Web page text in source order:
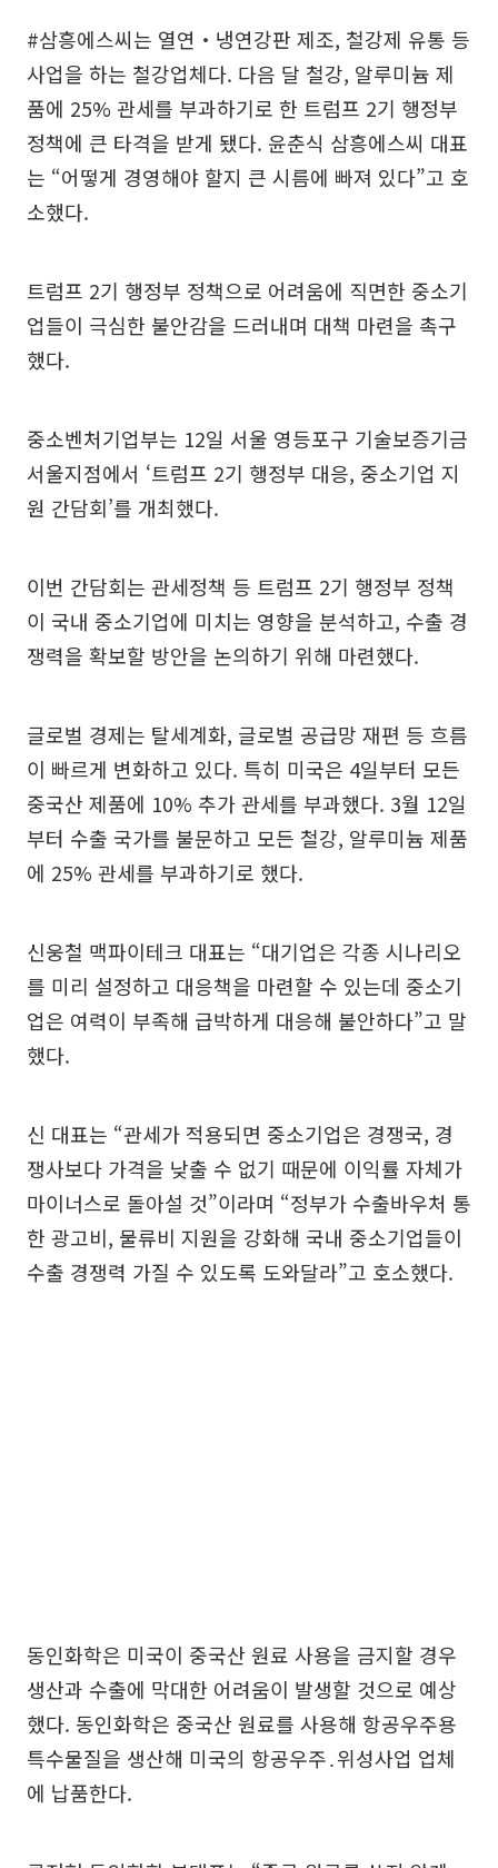
#삼흥에스씨는 열연‧냉연강판 제조, 철강제 유통 등
사업을 하는 철강업체다. 다음 달 철강, 알루미늄 제
품에 25% 관세를 부과하기로 한 트럼프 2기 행정부
정책에 큰 타격을 받게 됐다. 윤춘식 삼흥에스씨 대표
는 “어떻게 경영해야 할지 큰 시름에 빠져 있다”고 호
소했다.
트럼프 2기 행정부 정책으로 어려움에 직면한 중소기
업들이 극심한 불안감을 드러내며 대책 마련을 촉구
했다.
중소벤처기업부는 12일 서울 영등포구 기술보증기금
서울지점에서 ‘트럼프 2기 행정부 대응, 중소기업 지
원 간담회’를 개최했다.
이번 간담회는 관세정책 등 트럼프 2기 행정부 정책
이 국내 중소기업에 미치는 영향을 분석하고, 수출 경
쟁력을 확보할 방안을 논의하기 위해 마련했다.
글로벌 경제는 탈세계화, 글로벌 공급망 재편 등 흐름
이 빠르게 변화하고 있다. 특히 미국은 4일부터 모든
중국산 제품에 10% 추가 관세를 부과했다. 3월 12일
부터 수출 국가를 불문하고 모든 철강, 알루미늄 제품
에 25% 관세를 부과하기로 했다.
신웅철 맥파이테크 대표는 “대기업은 각종 시나리오
를 미리 설정하고 대응책을 마련할 수 있는데 중소기
업은 여력이 부족해 급박하게 대응해 불안하다”고 말
했다.
신 대표는 “관세가 적용되면 중소기업은 경쟁국, 경
쟁사보다 가격을 낮출 수 없기 때문에 이익률 자체가
마이너스로 돌아설 것”이라며 “정부가 수출바우처 통
한 광고비, 물류비 지원을 강화해 국내 중소기업들이
수출 경쟁력 가질 수 있도록 도와달라”고 호소했다.
동인화학은 미국이 중국산 원료 사용을 금지할 경우
생산과 수출에 막대한 어려움이 발생할 것으로 예상
했다. 동인화학은 중국산 원료를 사용해 항공우주용
특수물질을 생산해 미국의 항공우주․위성사업 업체
에 납품한다.